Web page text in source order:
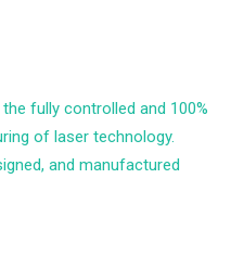
fully controlled and 100%
of laser technology.
and manufactured